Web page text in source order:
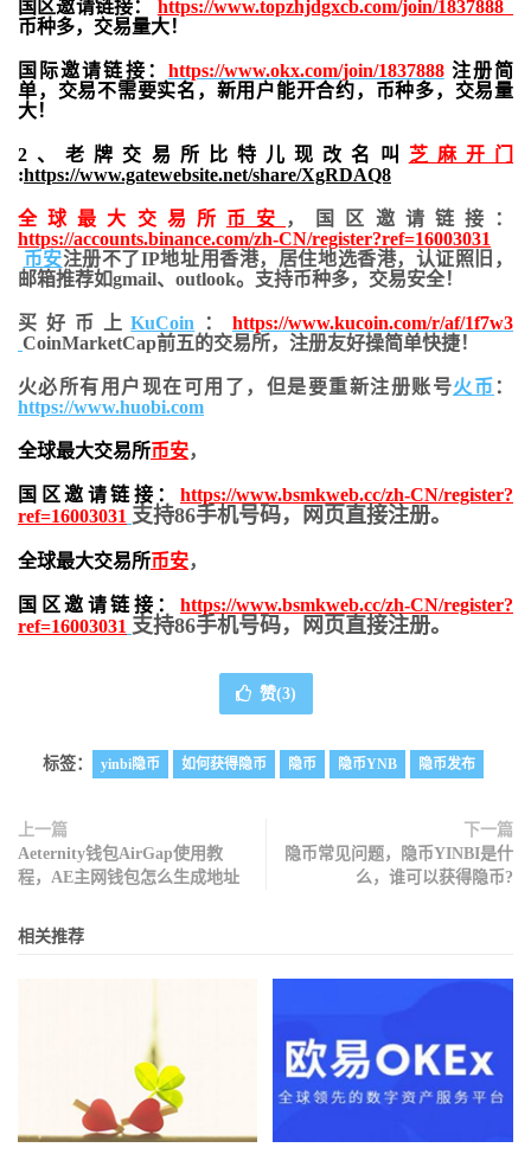
国区邀请链接： https://www.topzhjdgxcb.com/join/1837888
币种多，交易量大！
国际邀请链接： https://www.okx.com/join/1837888注册简
单，交易不需要实名，新用户能开合约， 币种多，交易量
大！
2、老牌交易所比特儿现改名叫 芝麻开门
:https://www.gatewebsite.net/share/XgRDAQ8
全球最大交易所 币安
，国区邀请链接：
https://accounts.binance.com/zh-CN/register?ref=16003031
币安注册不了IP地址用香港，居住地选香港，认证照旧，
邮箱推荐如gmail、outlook。支持币种多，交易安全！
买好币上KuCoin ：https://www.kucoin.com/r/af/1f7w3
CoinMarketCap前五的交易所，注册友好操简单快捷！
火必所有用户现在可用了，但是要重新注册账号火币 ：
https://www.huobi.com
全球最大交易所币安，
国区邀请链接： https://www.bsmkweb.cc/zh-CN/register?
ref=16003031 支持86手机号码，网页直接注册。
全球最大交易所币安，
国区邀请链接： https://www.bsmkweb.cc/zh-CN/register?
ref=16003031 支持86手机号码，网页直接注册。
赞(3)
标签： yinbi隐币 如何获得隐币 隐币 隐币YNB 隐币发布
上一篇
Aeternity钱包AirGap使用教
程，AE主网钱包怎么生成地址
下一篇
隐币常见问题 ，隐币YINBI是什
么，谁可以获得隐币?
相关推荐